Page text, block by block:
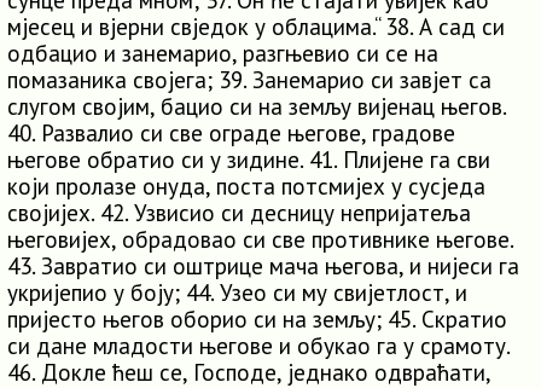
мјесец и вјерни свједок у облацима.“ 38. А сад си
одбацио и занемарио, разгњевио си се на
помазаника својега; 39. Занемарио си завјет са
слугом својим, бацио си на земљу вијенац његов.
40. Развалио си све ограде његове, градове
његове обратио си у зидине. 41. Плијене га сви
који пролазе онуда, поста потсмијех у сусједа
својијех. 42. Узвисио си десницу непријатеља
његовијех, обрадовао си све противнике његове.
43. Завратио си оштрице мача његова, и нијеси га
укријепио у боју; 44. Узео си му свијетлост, и
пријесто његов оборио си на земљу; 45. Скратио
си дане младости његове и обукао га у срамоту.
46. Докле ћеш се, Господе, једнако одвраћати,